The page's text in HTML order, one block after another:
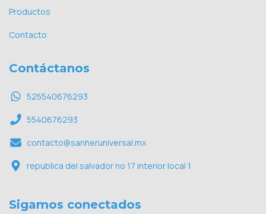
Productos
Contacto
Contáctanos
525540676293
5540676293
contacto@sanheruniversal.mx
republica del salvador no 17 interior local 1
Sigamos conectados